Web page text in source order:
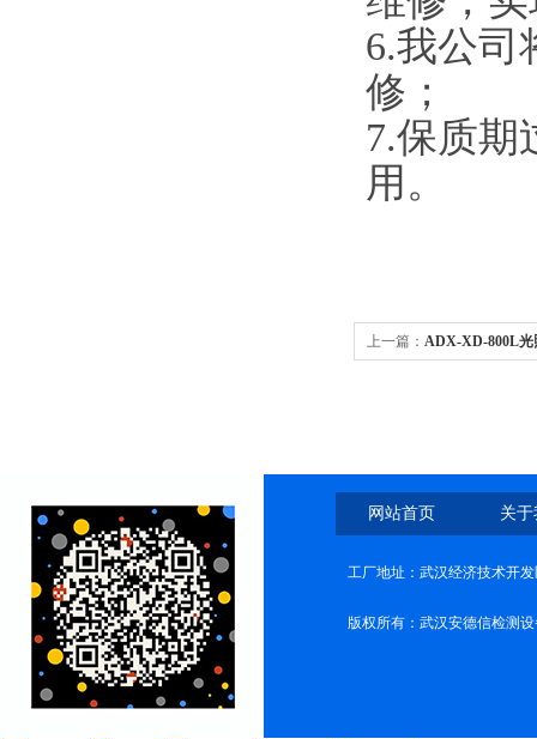
6.我公司
修；
7.保质期
用。
上一篇： ADX-XD-800L光
网站首页 关
工厂地址：武汉经济技术开
版权所有：武汉安德信检测